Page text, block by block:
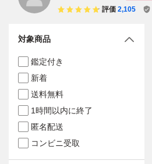
評価 2,105
対象商品
鑑定付き
新着
送料無料
1時間以内に終了
匿名配送
コンビニ受取